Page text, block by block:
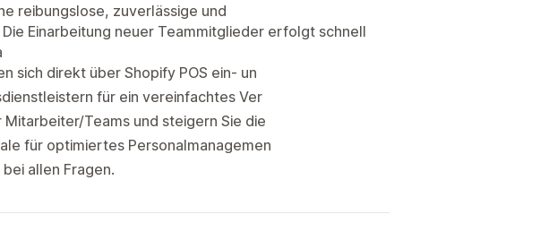
reibungslose, zuverlässige und
Einarbeitung neuer Teammitglieder erfolgt schnell
sich direkt über Shopify POS ein- un
für ein vereinfachtes Ver
Teams und steigern Sie die
für optimiertes Personalmanagemen
allen Fragen.